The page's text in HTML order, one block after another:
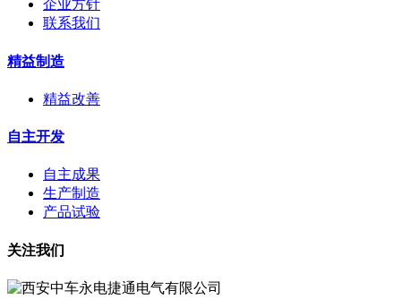
企业方针
联系我们
精益制造
精益改善
自主开发
自主成果
生产制造
产品试验
关注我们